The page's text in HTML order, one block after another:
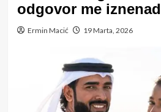
odgovor me
Ermin Macić 19 Marta, 2026